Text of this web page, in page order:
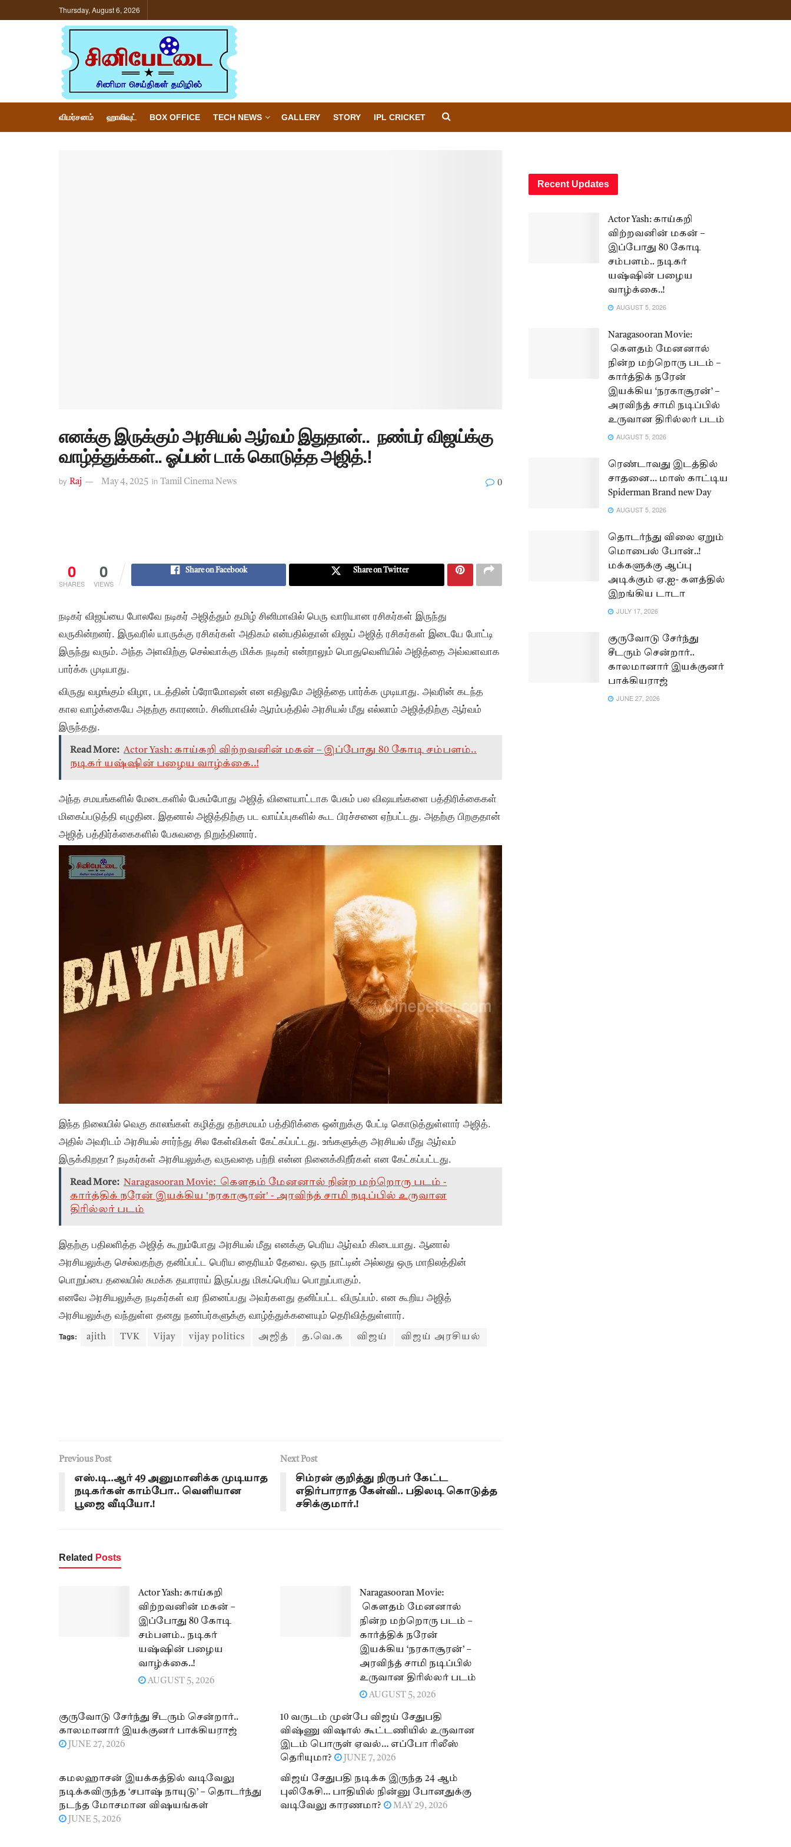
Thursday, August 6, 2026
விமர்சனம் ஹாலிவுட் BOX OFFICE TECH NEWS GALLERY STORY IPL CRICKET
எனக்கு இருக்கும் அரசியல் ஆர்வம் இதுதான்.. நண்பர் விஜய்க்கு
வாழ்த்துக்கள்.. ஓப்பன் டாக் கொடுத்த அஜித்.!
by Raj May 4, 2025 in Tamil Cinema News 0
0
SHARES
0
VIEWS
Share on Facebook Share on Twitter
நடிகர் விஜய்யை போலவே நடிகர் அஜித்தும் தமிழ் சினிமாவில் பெரு வாரியான ரசிகர்கள் இருந்து
வருகின்றனர். இருவரில் யாருக்கு ரசிகர்கள் அதிகம் என்பதில்தான் விஜய் அஜித் ரசிகர்கள் இடையே போட்டி
இருந்து வரும். அந்த அளவிற்கு செல்வாக்கு மிக்க நடிகர் என்றாலும் பொதுவெளியில் அஜித்தை அவ்வளவாக
பார்க்க முடியாது.
விருது வழங்கும் விழா, படத்தின் ப்ரோமோஷன் என எதிலுமே அஜித்தை பார்க்க முடியாது. அவரின் கடந்த
கால வாழ்க்கையே அதற்கு காரணம். சினிமாவில் ஆரம்பத்தில் அரசியல் மீது எல்லாம் அஜித்திற்கு ஆர்வம்
இருந்தது.
Read More: Actor Yash: காய்கறி விற்றவனின் மகன் – இப்போது 80 கோடி சம்பளம்..
நடிகர் யஷ்ஷின் பழைய வாழ்க்கை..!
அந்த சமயங்களில் மேடைகளில் பேசும்போது அஜித் விளையாட்டாக பேசும் பல விஷயங்களை பத்திரிக்கைகள்
மிகைப்படுத்தி எழுதின. இதனால் அஜித்திற்கு பட வாய்ப்புகளில் கூட பிரச்சனை ஏற்பட்டது. அதற்கு பிறகுதான்
அஜித் பத்திர்க்கைகளில் பேசுவதை நிறுத்தினார்.
இந்த நிலையில் வெகு காலங்கள் கழித்து தற்சமயம் பத்திரிக்கை ஒன்றுக்கு பேட்டி கொடுத்துள்ளார் அஜித்.
அதில் அவரிடம் அரசியல் சார்ந்து சில கேள்விகள் கேட்கப்பட்டது. உங்களுக்கு அரசியல் மீது ஆர்வம்
இருக்கிறதா? நடிகர்கள் அரசியலுக்கு வருவதை பற்றி என்ன நினைக்கிறீர்கள் என கேட்கப்பட்டது.
Read More: Naragasooran Movie: கௌதம் மேனனால் நின்ற மற்றொரு படம் -
கார்த்திக் நரேன் இயக்கிய 'நரகாசூரன்' - அரவிந்த் சாமி நடிப்பில் உருவான
திரில்லர் படம்
இதற்கு பதிலளித்த அஜித் கூறும்போது அரசியல் மீது எனக்கு பெரிய ஆர்வம் கிடையாது. ஆனால்
அரசியலுக்கு செல்வதற்கு தனிப்பட்ட பெரிய தைரியம் தேவை. ஒரு நாட்டின் அல்லது ஒரு மாநிலத்தின்
பொறுப்பை தலையில் சுமக்க தயாராய் இருப்பது மிகப்பெரிய பொறுப்பாகும்.
எனவே அரசியலுக்கு நடிகர்கள் வர நினைப்பது அவர்களது தனிப்பட்ட விருப்பம். என கூறிய அஜித்
அரசியலுக்கு வந்துள்ள தனது நண்பர்களுக்கு வாழ்த்துக்களையும் தெரிவித்துள்ளார்.
Tags: ajith TVK Vijay vijay politics அஜித் த.வெ.க விஜய் விஜய் அரசியல்
Previous Post
எஸ்.டி..ஆர் 49 அனுமானிக்க முடியாத
நடிகர்கள் காம்போ.. வெளியான
பூஜை வீடியோ.!
Next Post
சிம்ரன் குறித்து நிருபர் கேட்ட
எதிர்பாராத கேள்வி.. பதிலடி கொடுத்த
சசிக்குமார்.!
Related Posts
Actor Yash: காய்கறி
விற்றவனின் மகன் –
இப்போது 80 கோடி
சம்பளம்.. நடிகர்
யஷ்ஷின் பழைய
வாழ்க்கை..!
AUGUST 5, 2026
Naragasooran Movie:
கௌதம் மேனனால்
நின்ற மற்றொரு படம் –
கார்த்திக் நரேன்
இயக்கிய ‘நரகாசூரன்’ –
அரவிந்த் சாமி நடிப்பில்
உருவான திரில்லர் படம்
AUGUST 5, 2026
குருவோடு சேர்ந்து சீடரும் சென்றார்..
காலமானார் இயக்குனர் பாக்கியராஜ்
JUNE 27, 2026
10 வருடம் முன்பே விஜய் சேதுபதி
விஷ்ணு விஷால் கூட்டணியில் உருவான
இடம் பொருள் ஏவல்… எப்போ ரிலீஸ்
தெரியுமா?
JUNE 7, 2026
கமலஹாசன் இயக்கத்தில் வடிவேலு
நடிக்கவிருந்த ‘சபாஷ் நாயுடு’ – தொடர்ந்து
நடந்த மோசமான விஷயங்கள்
JUNE 5, 2026
விஜய் சேதுபதி நடிக்க இருந்த 24 ஆம்
புலிகேசி… பாதியில் நின்னு போனதுக்கு
வடிவேலு காரணமா?
MAY 29, 2026
Recent Updates
Actor Yash: காய்கறி
விற்றவனின் மகன் –
இப்போது 80 கோடி
சம்பளம்.. நடிகர்
யஷ்ஷின் பழைய
வாழ்க்கை..!
AUGUST 5, 2026
Naragasooran Movie:
கௌதம் மேனனால்
நின்ற மற்றொரு படம் –
கார்த்திக் நரேன்
இயக்கிய ‘நரகாசூரன்’ –
அரவிந்த் சாமி நடிப்பில்
உருவான திரில்லர் படம்
AUGUST 5, 2026
ரெண்டாவது இடத்தில்
சாதனை… மாஸ் காட்டிய
Spiderman Brand new Day
AUGUST 5, 2026
தொடர்ந்து விலை ஏறும்
மொபைல் போன்..!
மக்களுக்கு ஆப்பு
அடிக்கும் ஏ.ஐ- களத்தில்
இறங்கிய டாடா
JULY 17, 2026
குருவோடு சேர்ந்து
சீடரும் சென்றார்..
காலமானார் இயக்குனர்
பாக்கியராஜ்
JUNE 27, 2026